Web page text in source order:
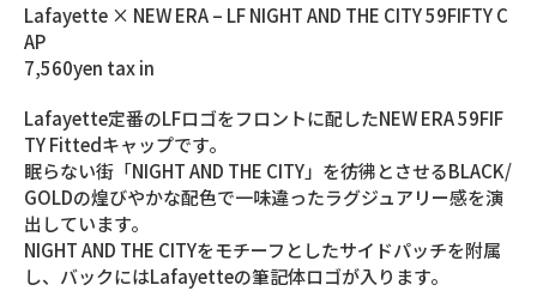
Lafayette × NEW ERA – LF NIGHT AND THE CITY 59FIFTY C
AP
7,560yen tax in
Lafayette定番のLFロゴをフロントに配したNEW ERA 59FIF
TY Fittedキャップです。
眠らない街「NIGHT AND THE CITY」を彷彿とさせるBLACK/
GOLDの煌びやかな配色で一味違ったラグジュアリー感を演
出しています。
NIGHT AND THE CITYをモチーフとしたサイドパッチを附属
し、バックにはLafayetteの筆記体ロゴが入ります。